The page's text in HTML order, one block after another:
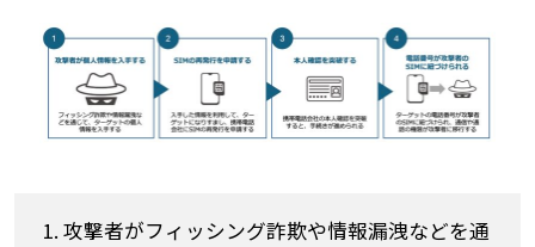
攻撃者がフィッシング詐欺や情報漏洩などを通